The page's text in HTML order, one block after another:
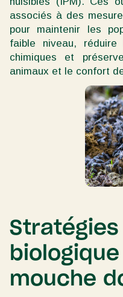
associés à des
pour maintenir les
faible niveau,
chimiques et
animaux et le confort
mouche